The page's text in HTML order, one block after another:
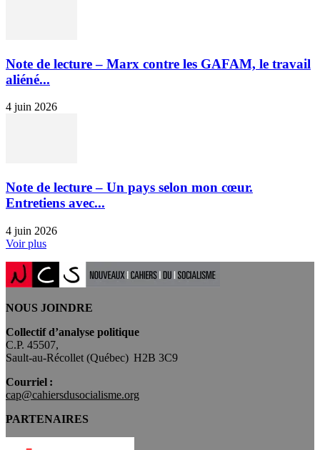
Note de lecture – Marx contre les GAFAM, le travail
aliéné...
4 juin 2026
Note de lecture – Un pays selon mon cœur.
Entretiens avec...
4 juin 2026
Voir plus
NOUS JOINDRE
Collectif d’analyse politique
C.P. 45507,
Sault-au-Récollet (Québec) H2B 3C9
Courriel :
cap@cahiersdusocialisme.org
PARTENAIRES